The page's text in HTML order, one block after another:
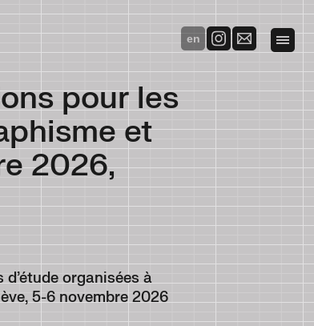
en
pour les
et
2026,
organisées à
5-6 novembre 2026